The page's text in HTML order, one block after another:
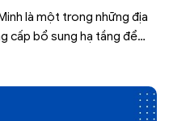
là một trong những địa
cấp bổ sung hạ tầng để